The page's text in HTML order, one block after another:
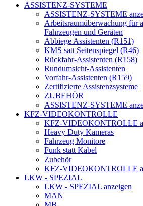
ASSISTENZ-SYSTEME
ASSISTENZ-SYSTEME
Arbeitsraumüberwachung für
Fahrzeugen und Geräten
Abbiege Assistenten (R151)
KMS satt Seitenspiegel (R46)
Rückfahr-Assistenten (R158)
Rundumsicht-Assistenten
Vorfahr-Assistenten (R159)
Zertifizierte Assistenzsysteme
ZUBEHÖR
ASSISTENZ-SYSTEME
KFZ-VIDEOKONTROLLE
KFZ-VIDEOKONTROLLE
Heavy Duty Kameras
Fahrzeug Monitore
Funk statt Kabel
Zubehör
KFZ-VIDEOKONTROLLE
LKW - SPEZIAL
LKW - SPEZIAL anzeigen
MAN